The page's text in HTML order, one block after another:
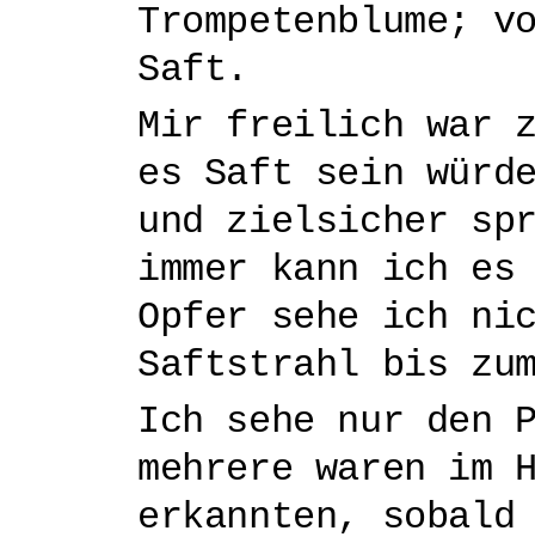
Trompetenblume;
Saft.
Mir freilich war
es Saft sein
und zielsicher
immer kann ich es
Opfer sehe ich
Saftstrahl bis
Ich sehe nur den
mehrere waren im
erkannten,